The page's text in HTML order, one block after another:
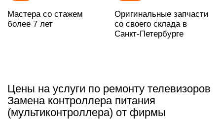
Мастера со стажем
более 7 лет
Оригинальные запчасти
со своего склада в
Санкт-Петербурге
Цены на услуги по ремонту телевизоров
Замена контроллера питания
(мультиконтроллера) от фирмы